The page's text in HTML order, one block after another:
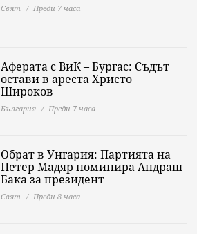
Свят Преди 7 часа
Аферата с ВиК – Бургас: Съдът
остави в ареста Христо
Широков
България Преди 7 часа
Обрат в Унгария: Партията на
Петер Мадяр номинира Андраш
Бака за президент
Свят Преди 8 часа